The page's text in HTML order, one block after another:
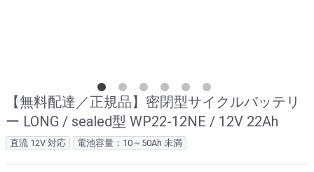
【無料配達／正規品】密閉型サイクルバッテリ
ー LONG / sealed型 WP22-12NE / 12V 22Ah
直流 12V 対応 電池容量：10～50Ah 未満